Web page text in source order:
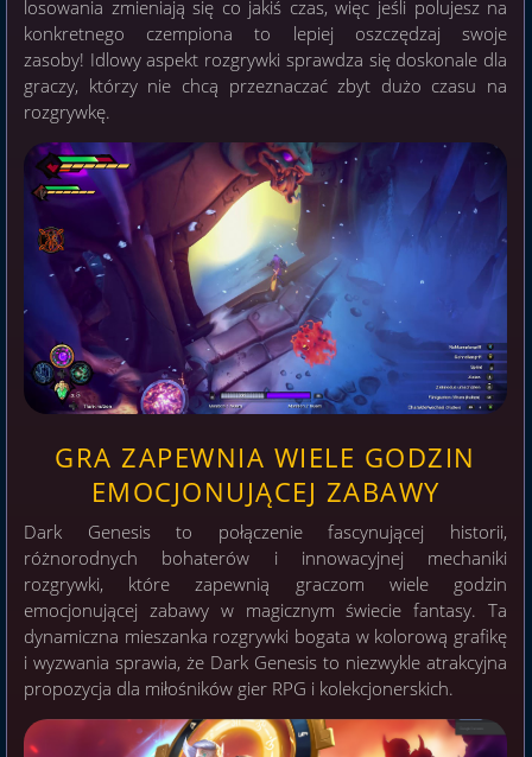
losowania zmieniają się co jakiś czas, więc jeśli polujesz na
konkretnego czempiona to lepiej oszczędzaj swoje
zasoby! Idlowy aspekt rozgrywki sprawdza się doskonale dla
graczy, którzy nie chcą przeznaczać zbyt dużo czasu na
rozgrywkę.
GRA ZAPEWNIA WIELE GODZIN
EMOCJONUJĄCEJ ZABAWY
Dark Genesis to połączenie fascynującej historii,
różnorodnych bohaterów i innowacyjnej mechaniki
rozgrywki, które zapewnią graczom wiele godzin
emocjonującej zabawy w magicznym świecie fantasy. Ta
dynamiczna mieszanka rozgrywki bogata w kolorową grafikę
i wyzwania sprawia, że Dark Genesis to niezwykle atrakcyjna
propozycja dla miłośników gier RPG i kolekcjonerskich.